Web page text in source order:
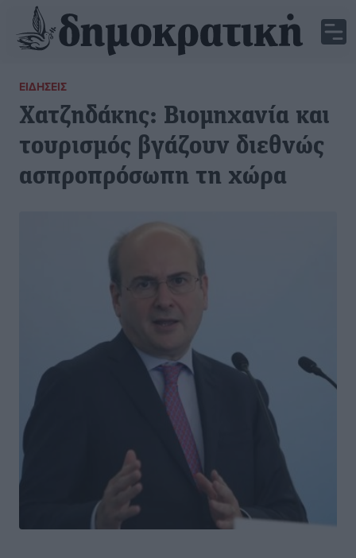
ΕΙΔΉΣΕΙΣ
Χατζηδάκης: Βιομηχανία και
τουρισμός βγάζουν διεθνώς
ασπροπρόσωπη τη χώρα